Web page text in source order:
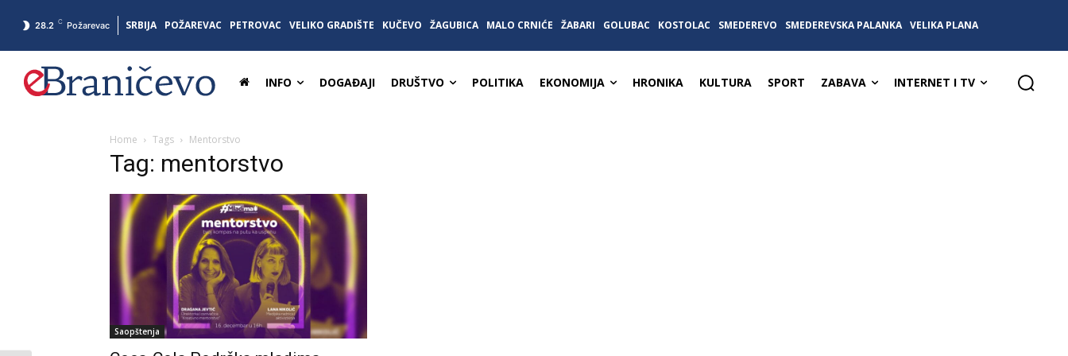
28.2 C Požarevac SRBIJA POŽAREVAC PETROVAC VELIKO GRADIŠTE KUČEVO ŽAGUBICA MALO CRNIĆE ŽABARI GOLUBAC KOSTOLAC SMEDEREVO SMEDEREVSKA PALANKA VELIKA PLANA
INFO DOGAĐAJI DRUŠTVO POLITIKA EKONOMIJA HRONIKA KULTURA SPORT ZABAVA INTERNET I TV
Home Tags Mentorstvo
Tag: mentorstvo
Saopštenja